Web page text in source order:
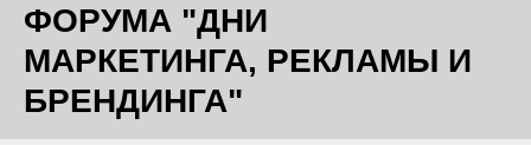
ФОРУМА "ДНИ
МАРКЕТИНГА, РЕКЛАМЫ И
БРЕНДИНГА"